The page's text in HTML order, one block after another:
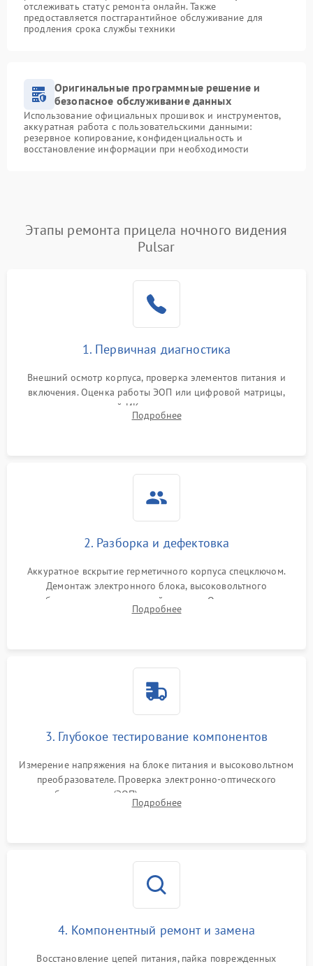
отслеживать статус ремонта онлайн. Также
предоставляется постгарантийное обслуживание для
продления срока службы техники
Оригинальные программные решение и
безопасное обслуживание данных
Использование официальных прошивок и инструментов,
аккуратная работа с пользовательскими данными:
резервное копирование, конфиденциальность и
восстановление информации при необходимости
Этапы ремонта прицела ночного видения
Pulsar
1. Первичная диагностика
Внешний осмотр корпуса, проверка элементов питания и
включения. Оценка работы ЭОП или цифровой матрицы,
проверка встроенной ИК-подсветки и механизма выверки
прицельной сетки. Выявление видимых дефектов оптики и
Подробнее
2. Разборка и дефектовка
Аккуратное вскрытие герметичного корпуса спецключом.
Демонтаж электронного блока, высоковольтного
преобразователя и оптической системы. Осмотр контактов
на окисление и проверка целостности уплотнительных
Подробнее
3. Глубокое тестирование компонентов
Измерение напряжения на блоке питания и высоковольтном
преобразователе. Проверка электронно-оптического
преобразователя (ЭОП) на стенде на предмет эмиссии,
шумов и засветок. Диагностика микросхем цифровых
Подробнее
4. Компонентный ремонт и замена
Восстановление цепей питания, пайка поврежденных